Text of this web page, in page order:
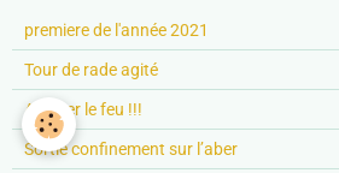
premiere de l'année 2021
Tour de rade agité
Allumer le feu !!!
Sortie confinement sur l’aber